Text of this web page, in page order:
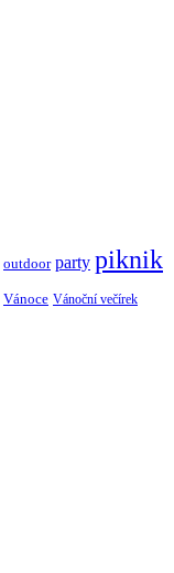
outdoor party piknik
Vánoce Vánoční večírek